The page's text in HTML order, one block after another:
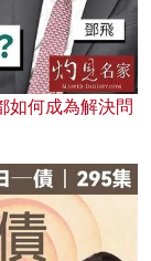
如何成為解決問